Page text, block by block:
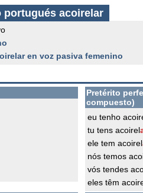
portugués acoirelar
en voz pasiva femenino
Pretérito
compuesto)
eu tenho
tu tens acoirel
ele tem acoirel
nós temos
vós tendes
eles têm